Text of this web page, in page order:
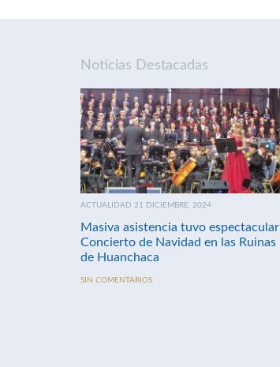
Noticias Destacadas
ACTUALIDAD 21 DICIEMBRE, 2024
Masiva asistencia tuvo espectacular
Concierto de Navidad en las Ruinas
de Huanchaca
SIN COMENTARIOS